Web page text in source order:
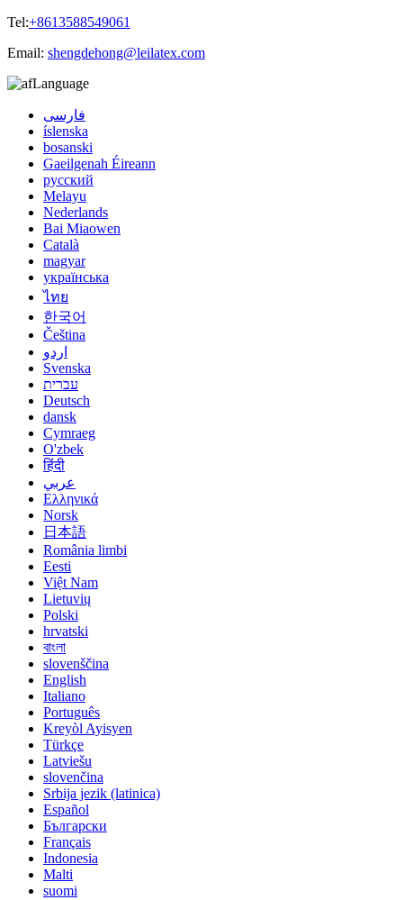
Tel:+8613588549061
Email: shengdehong@leilatex.com
Language
فارسی
íslenska
bosanski
Gaeilgenah Éireann
русский
Melayu
Nederlands
Bai Miaowen
Català
magyar
українська
ไทย
한국어
Čeština
اردو
Svenska
עברית
Deutsch
dansk
Cymraeg
O'zbek
हिंदी
عربي
Ελληνικά
Norsk
日本語
România limbi
Eesti
Việt Nam
Lietuvių
Polski
hrvatski
বাংলা
slovenščina
English
Italiano
Português
Kreyòl Ayisyen
Türkçe
Latviešu
slovenčina
Srbija jezik (latinica)
Español
Български
Français
Indonesia
Malti
suomi